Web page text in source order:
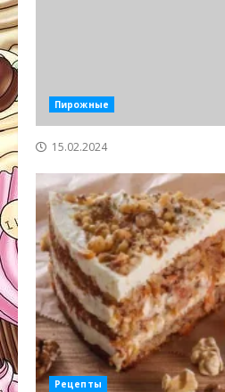
Пирожные
15.02.2024
Рецепты